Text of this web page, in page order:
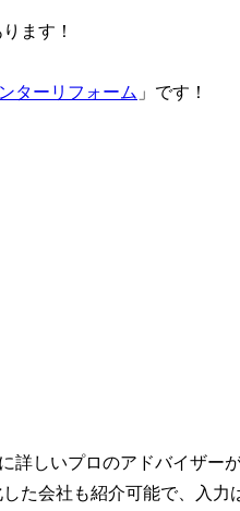
ます！
ターリフォーム 」です！
詳しいプロのアドバイザー
た会社も紹介可能で、入力